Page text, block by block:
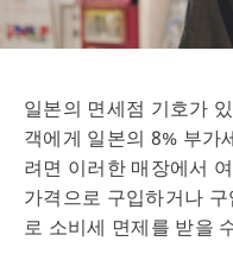
일본의 면세점 기호가
객에게 일본의 8% 부가
려면 이러한 매장에서
가격으로 구입하거나
로 소비세 면제를 받을